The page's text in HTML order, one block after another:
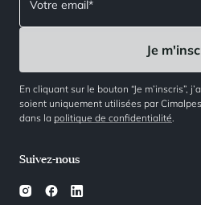
Suivez-nous
En cliquant sur le bouton “Je m’inscris”,
soient uniquement utilisées par
dans la politique de confidentialité